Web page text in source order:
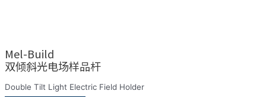
Mel-Build
双倾斜光电场样品杆
Double Tilt Light Electric Field Holder